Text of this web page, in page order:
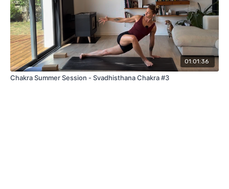
01:01:36
Chakra Summer Session - Svadhisthana Chakra #3